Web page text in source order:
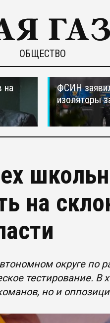
ОБЩЕСТВО
на
ФСИН
изоляторы
на
округе по
тестирование. В
но и